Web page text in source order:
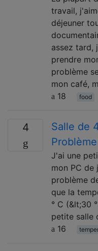
travail,
déjeuner
assez tard,
prendre
problème
mon café,
18
food
4
Salle de
J'ai une
mon PC de
problème
que la
° C (&lt;30
petite salle
16